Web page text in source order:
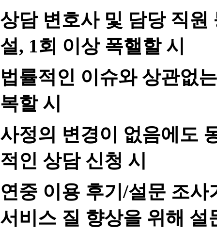
상담 변호사 및 담당 직원
설, 1회 이상 폭핼할 시
법률적인 이슈와 상관없
복할 시
사정의 변경이 없음에도
적인 상담 신청 시
연중 이용 후기/설문 조
서비스 질 향상을 위해